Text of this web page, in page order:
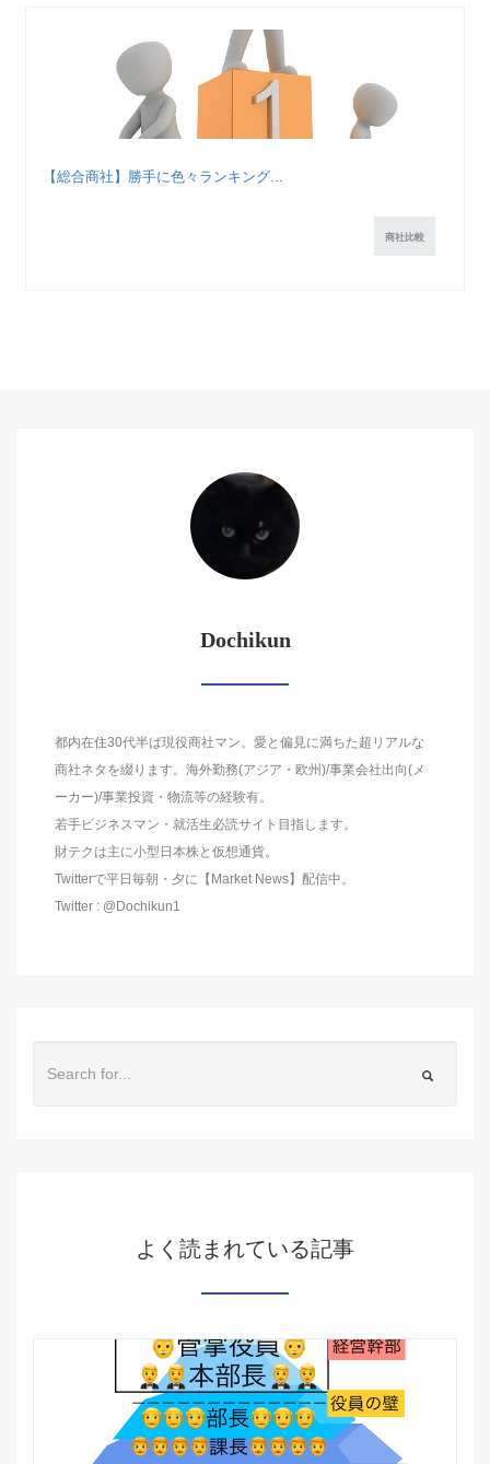
【総合商社】勝手に色々ランキング...
商社比較
Dochikun
都内在住30代半ば現役商社マン。愛と偏見に満ちた超リアルな
商社ネタを綴ります。海外勤務(アジア・欧州)/事業会社出向(メ
ーカー)/事業投資・物流等の経験有。
若手ビジネスマン・就活生必読サイト目指します。
財テクは主に小型日本株と仮想通貨。
Twitterで平日毎朝・夕に【Market News】配信中。
Twitter : @Dochikun1
よく読まれている記事